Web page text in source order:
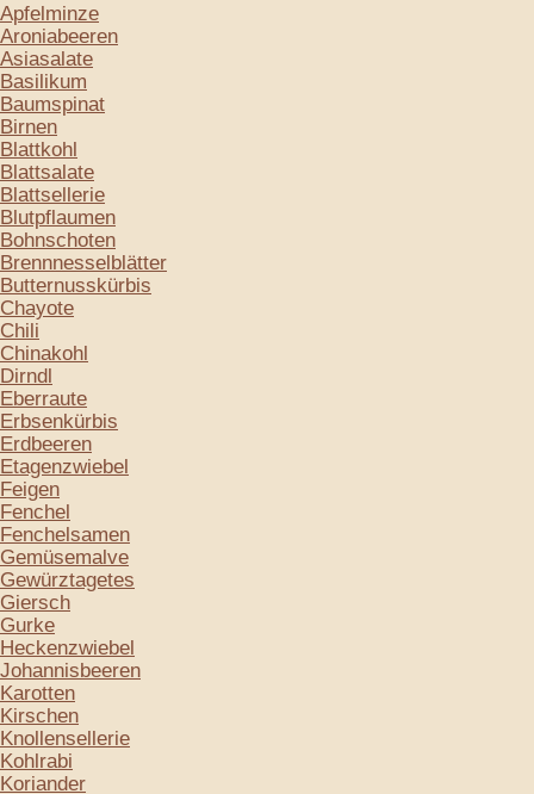
Apfelminze
Aroniabeeren
Asiasalate
Basilikum
Baumspinat
Birnen
Blattkohl
Blattsalate
Blattsellerie
Blutpflaumen
Bohnschoten
Brennnesselblätter
Butternusskürbis
Chayote
Chili
Chinakohl
Dirndl
Eberraute
Erbsenkürbis
Erdbeeren
Etagenzwiebel
Feigen
Fenchel
Fenchelsamen
Gemüsemalve
Gewürztagetes
Giersch
Gurke
Heckenzwiebel
Johannisbeeren
Karotten
Kirschen
Knollensellerie
Kohlrabi
Koriander